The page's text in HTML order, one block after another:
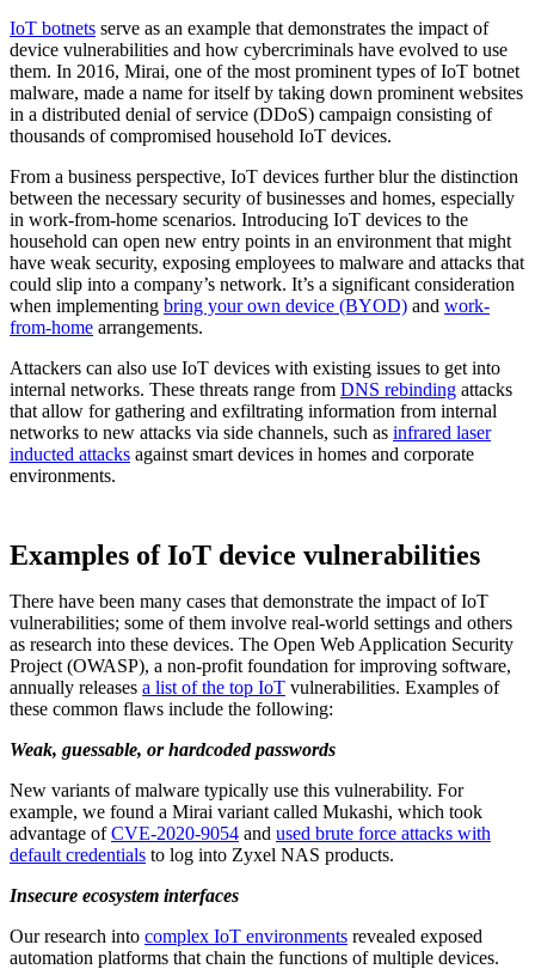
IoT botnets serve as an example that demonstrates the impact of
device vulnerabilities and how cybercriminals have evolved to use
them. In 2016, Mirai, one of the most prominent types of IoT botnet
malware, made a name for itself by taking down prominent websites
in a distributed denial of service (DDoS) campaign consisting of
thousands of compromised household IoT devices.
From a business perspective, IoT devices further blur the distinction
between the necessary security of businesses and homes, especially
in work-from-home scenarios. Introducing IoT devices to the
household can open new entry points in an environment that might
have weak security, exposing employees to malware and attacks that
could slip into a company’s network. It’s a significant consideration
when implementing bring your own device (BYOD) and work-
from-home arrangements.
Attackers can also use IoT devices with existing issues to get into
internal networks. These threats range from DNS rebinding attacks
that allow for gathering and exfiltrating information from internal
networks to new attacks via side channels, such as infrared laser
inducted attacks against smart devices in homes and corporate
environments.
Examples of IoT device vulnerabilities
There have been many cases that demonstrate the impact of IoT
vulnerabilities; some of them involve real-world settings and others
as research into these devices. The Open Web Application Security
Project (OWASP), a non-profit foundation for improving software,
annually releases a list of the top IoT vulnerabilities. Examples of
these common flaws include the following:
Weak, guessable, or hardcoded passwords
New variants of malware typically use this vulnerability. For
example, we found a Mirai variant called Mukashi, which took
advantage ofCVE-2020-9054 and used brute force attacks with
default credentials to log into Zyxel NAS products.
Insecure ecosystem interfaces
Our research into complex IoT environments revealed exposed
automation platforms that chain the functions of multiple devices.